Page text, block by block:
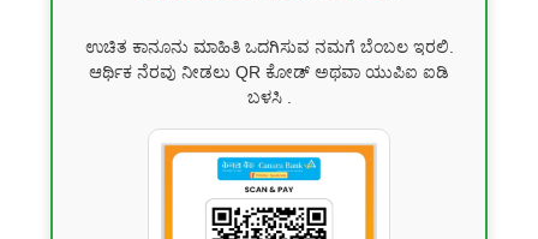
ಉಚಿತ ಕಾನೂನು ಮಾಹಿತಿ ಒದಗಿಸುವ ನಮಗೆ ಬೆಂಬಲ ಇರಲಿ.
ಆರ್ಥಿಕ ನೆರವು ನೀಡಲು QR ಕೋಡ್ ಅಥವಾ ಯುಪಿಐ ಐಡಿ
ಬಳಸಿ .